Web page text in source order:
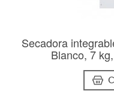
Secadora
Blanco, 7